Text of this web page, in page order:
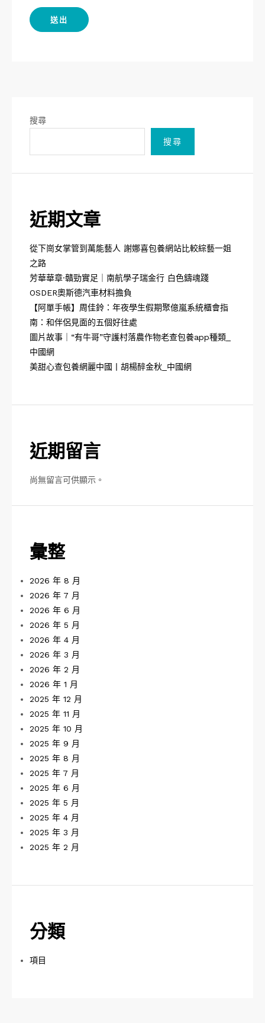
搜尋
搜尋
近期文章
從下崗女掌管到萬能藝人 謝娜喜包養網站比較綜藝一姐
之路
芳華華章·贛勁實足｜南航學子瑞金行 白色鑄魂踐
OSDER奧斯德汽車材料擔負
【阿單手帳】周佳鈴：年夜學生假期聚億嵐系統櫃會指
南：和伴侶見面的五個好往處
圖片故事｜“有牛哥”守護村落農作物老查包養app種類_
中國網
美甜心查包養網麗中國丨胡楊醉金秋_中國網
近期留言
尚無留言可供顯示。
彙整
2026 年 8 月
2026 年 7 月
2026 年 6 月
2026 年 5 月
2026 年 4 月
2026 年 3 月
2026 年 2 月
2026 年 1 月
2025 年 12 月
2025 年 11 月
2025 年 10 月
2025 年 9 月
2025 年 8 月
2025 年 7 月
2025 年 6 月
2025 年 5 月
2025 年 4 月
2025 年 3 月
2025 年 2 月
分類
項目